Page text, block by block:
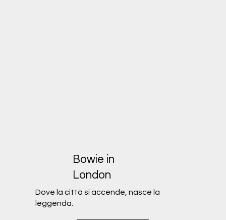
Bowie in
London
Dove la città si accende, nasce la
leggenda.